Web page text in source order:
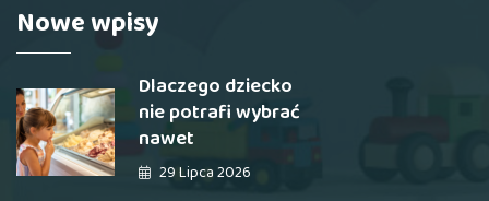
Nowe wpisy
Dlaczego dziecko
nie potrafi wybrać
nawet
29 Lipca 2026